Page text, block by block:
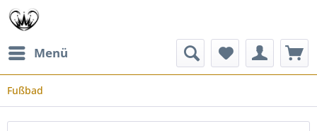
Menü
Fußbad